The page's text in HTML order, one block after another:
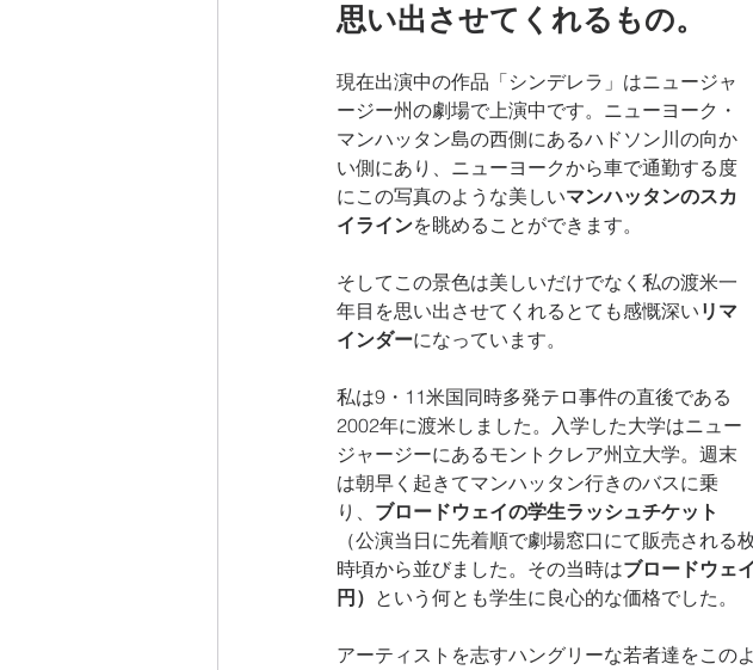
思い出させてくれるもの。
現在出演中の作品「シンデレラ」はニュージャ
ージー州の劇場で上演中です。ニューヨーク・
マンハッタン島の西側にあるハドソン川の向か
い側にあり、ニューヨークから車で通勤する度
にこの写真のような美しいマンハッタンのスカ
イラインを眺めることができます。
そしてこの景色は美しいだけでなく私の渡米一
年目を思い出させてくれるとても感慨深い リマ
インダーになっています。
私は9・11米国同時多発テロ事件の直後である
2002年に渡米しました。入学した大学はニュー
ジャージーにあるモントクレア州立大学。週末
は朝早く起きてマンハッタン行きのバスに乗
り、 ブロードウェイの学生ラッシュチケット
（公演当日に先着順で劇場窓口にて販売され
時頃から並びました。その当時はブロードウェ
円） という何とも学生に良心的な価格でした。
アーティストを志すハングリーな若者達をこの